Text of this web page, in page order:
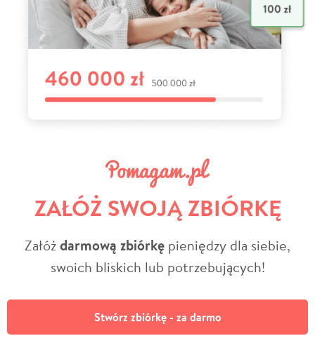
ZAŁÓŻ SWOJĄ ZBIÓRKĘ
Załóżdarmową zbiórkę pieniędzy dla siebie,
swoich bliskich lub potrzebujących!
Stwórz zbiórkę - za darmo